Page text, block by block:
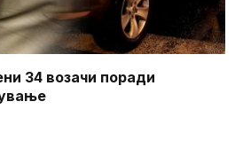
34 возачи поради